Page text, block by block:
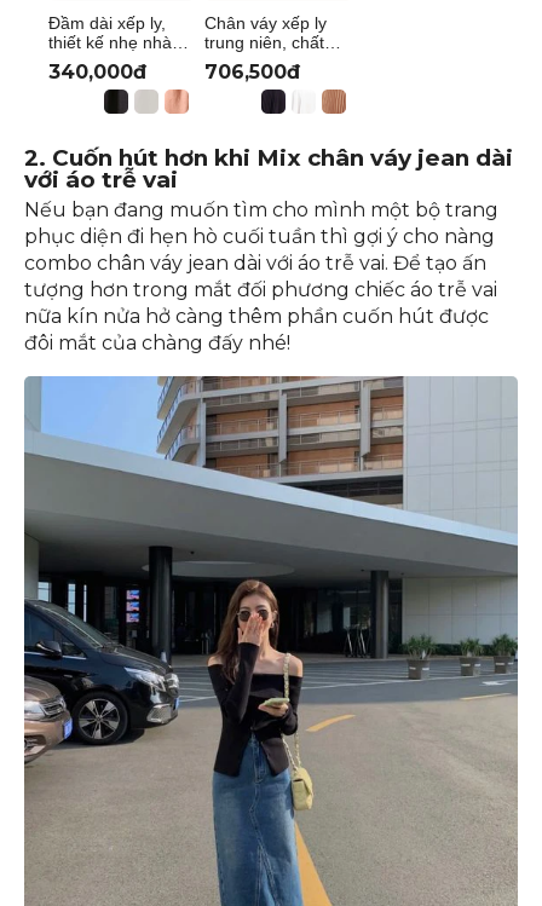
Đầm dài xếp ly,
thiết kế nhẹ nhàng
thanh lịch vải voan
thoáng mát, mềm
mại cho mẹ trung
niên Thiều Hoa
340,000đ
Chân váy xếp ly
trung niên, chất
liệu lụa cát cao
cấp, siêu tôn dáng
thương hiệu Thiều
Hoa CV3L0928
706,500đ
2. Cuốn hút hơn khi Mix chân váy jean dài
với áo trễ vai
Nếu bạn đang muốn tìm cho mình một bộ trang
phục diện đi hẹn hò cuối tuần thì gợi ý cho nàng
combo chân váy jean dài với áo trễ vai. Để tạo ấn
tượng hơn trong mắt đối phương chiếc áo trễ vai
nữa kín nửa hở càng thêm phần cuốn hút được
đôi mắt của chàng đấy nhé!